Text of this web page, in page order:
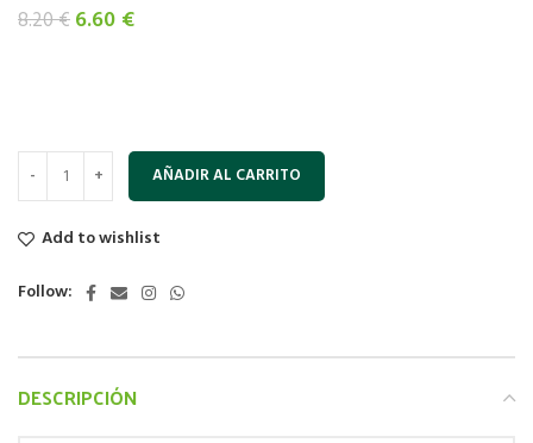
8.20€El
6.60 €El
AÑADIR AL CARRITO
Add to wishlist
Follow:
DESCRIPCIÓN